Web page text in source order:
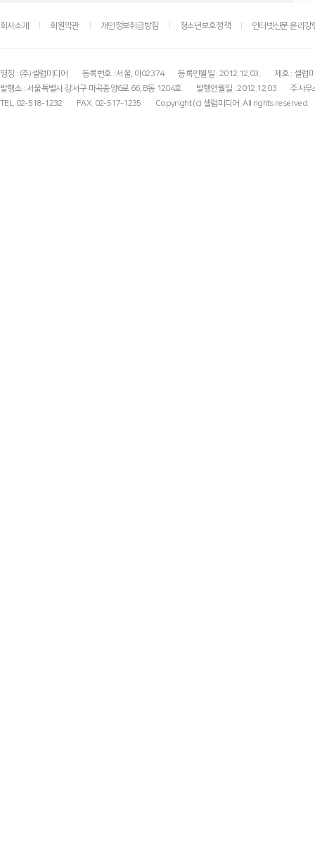
회사소개 회원약관 개인정보취급방침 청소년보호정책 인터넷신문 윤리강
명칭 : (주)셀럽미디어 등록번호 : 서울, 아02374 등록연월일 : 2012.12.03.
제호 : 셀럽
발행소 : 서울특별시 강서구 마곡중앙6로 66, B동 1204호
발행연월일 : 2012.12.03
주사무
TEL. 02-518-1232
FAX. 02-517-1235 Copyright (c) 셀럽미디어. All rights reserved.